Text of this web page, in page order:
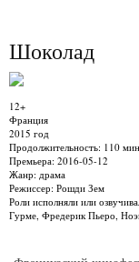
Шоколад
12+
Франция
2015 год
Продолжительность: 110
Премьера: 2016-05-12
Жанр: драма
Режиссер: Рошди Зем
Роли исполняли или
Гурме, Фредерик Пьеро,